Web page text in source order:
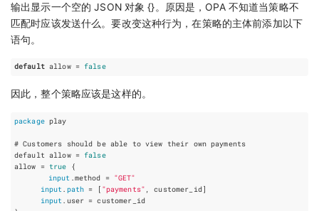
输出显示一个空的 JSON 对象 {}。原因是，OPA 不知道当策略不
匹配时应该发送什么。要改变这种行为，在策略的主体前添加以下
语句。
default allow = false
因此，整个策略应该是这样的。
package play
# Customers should be able to view their own payments
default allow = false
allow = true {
input .method = "GET"
input. path = [ "payments" , customer_id]
input.user = customer_id